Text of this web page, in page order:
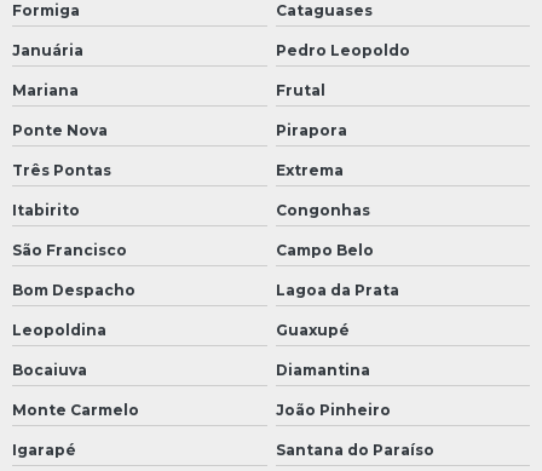
Formiga Cataguases
Januária Pedro Leopoldo
Mariana Frutal
Ponte Nova Pirapora
Três Pontas Extrema
Itabirito Congonhas
São Francisco Campo Belo
Bom Despacho Lagoa da Prata
Leopoldina Guaxupé
Bocaiuva Diamantina
Monte Carmelo João Pinheiro
Igarapé Santana do Paraíso